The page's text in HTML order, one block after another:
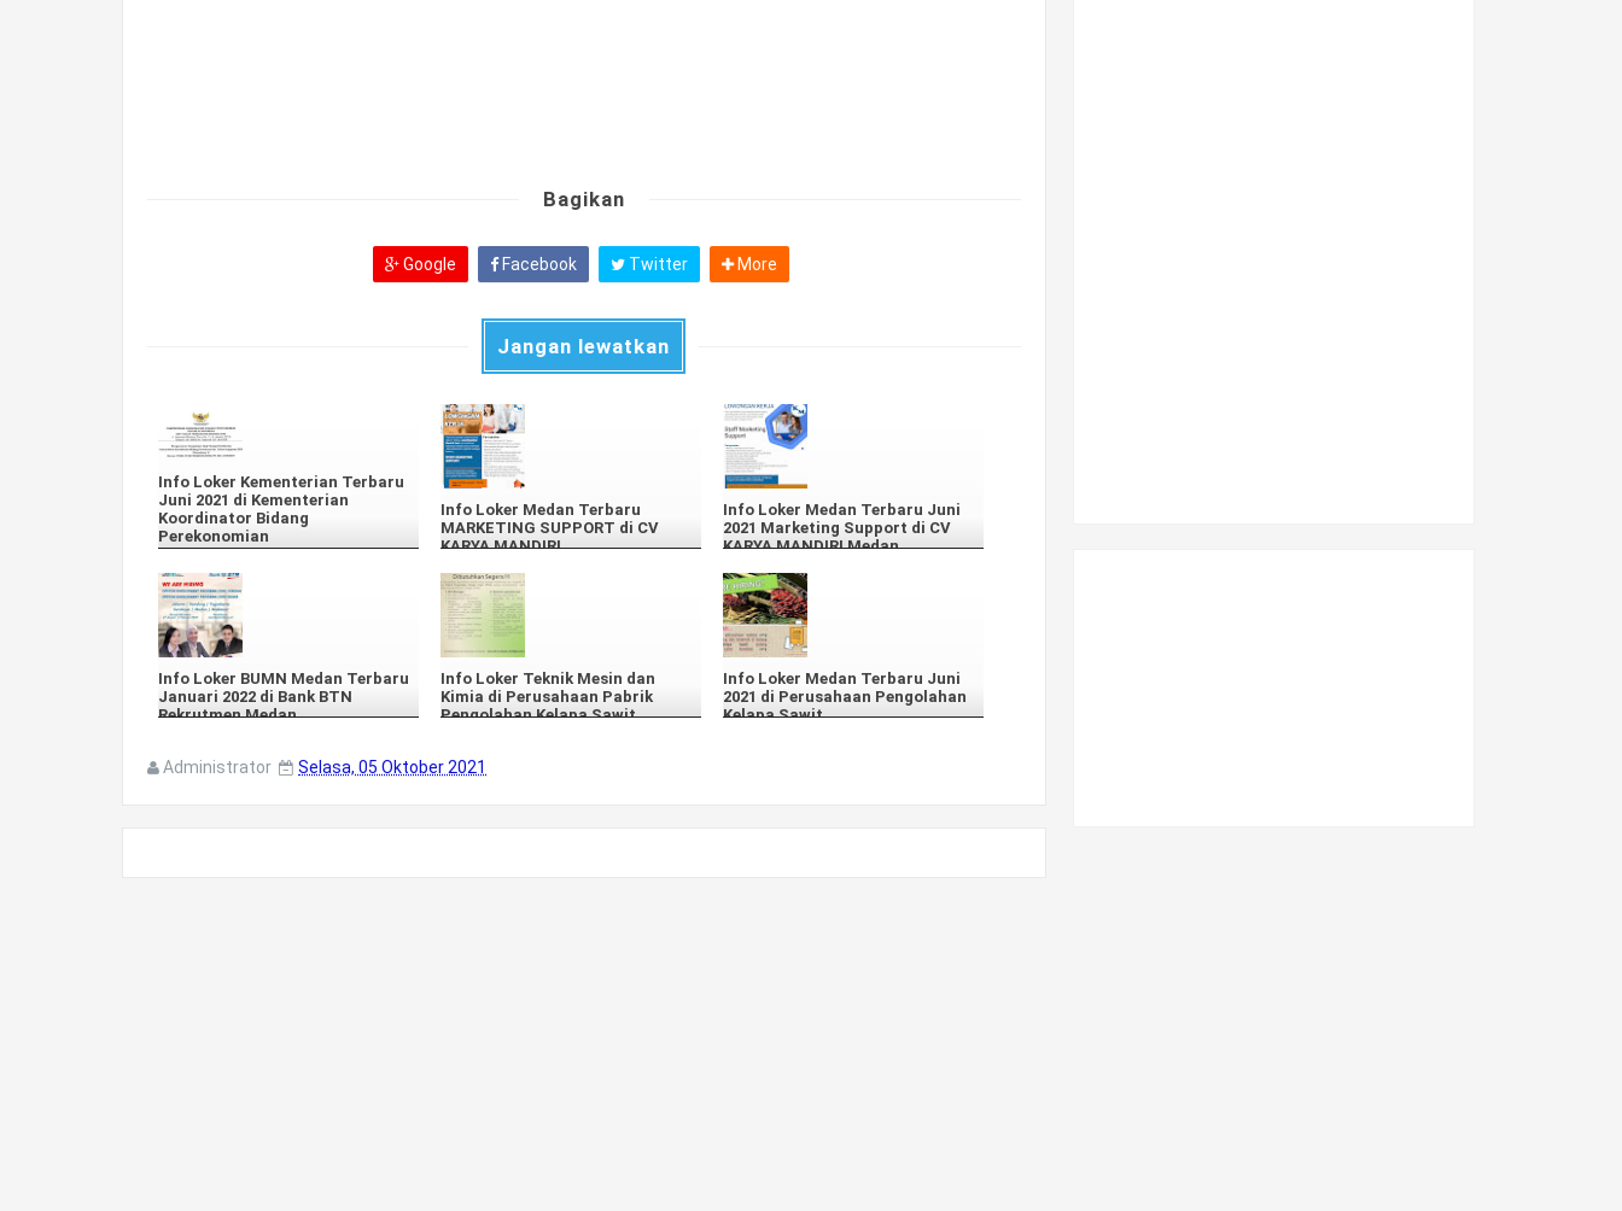
Bagikan
Google Facebook Twitter More
Jangan lewatkan
Info Loker Kementerian Terbaru
Juni 2021 di Kementerian
Koordinator Bidang
Perekonomian
Info Loker Medan Terbaru
MARKETING SUPPORT di CV
KARYA MANDIRI
Info Loker Medan Terbaru Juni
2021 Marketing Support di CV
KARYA MANDIRI Medan.
Info Loker BUMN Medan Terbaru
Januari 2022 di Bank BTN
Rekrutmen Medan
Info Loker Teknik Mesin dan
Kimia di Perusahaan Pabrik
Pengolahan Kelapa Sawit
Info Loker Medan Terbaru Juni
2021 di Perusahaan Pengolahan
Kelapa Sawit
Administrator Selasa, 05 Oktober 2021